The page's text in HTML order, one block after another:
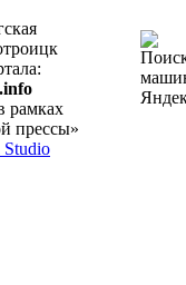
рамках
прессы»